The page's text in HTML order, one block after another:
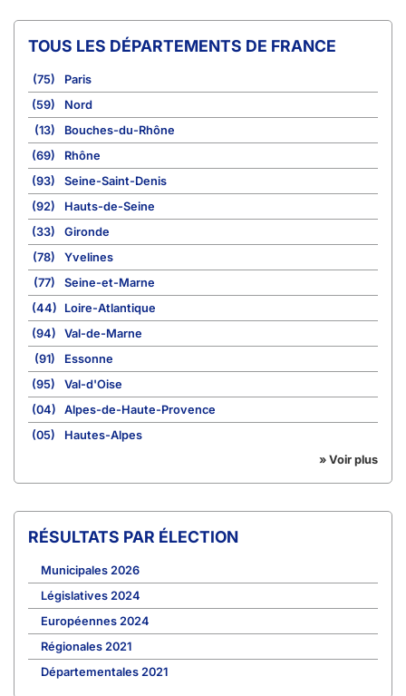
TOUS LES DÉPARTEMENTS DE FRANCE
(75)
Paris
(59)
Nord
(13)
Bouches-du-Rhône
(69)
Rhône
(93)
Seine-Saint-Denis
(92)
Hauts-de-Seine
(33)
Gironde
(78)
Yvelines
(77)
Seine-et-Marne
(44)
Loire-Atlantique
(94)
Val-de-Marne
(91)
Essonne
(95)
Val-d'Oise
(04)
Alpes-de-Haute-Provence
(05)
Hautes-Alpes
» Voir plus
RÉSULTATS PAR ÉLECTION
Municipales 2026
Législatives 2024
Européennes 2024
Régionales 2021
Départementales 2021